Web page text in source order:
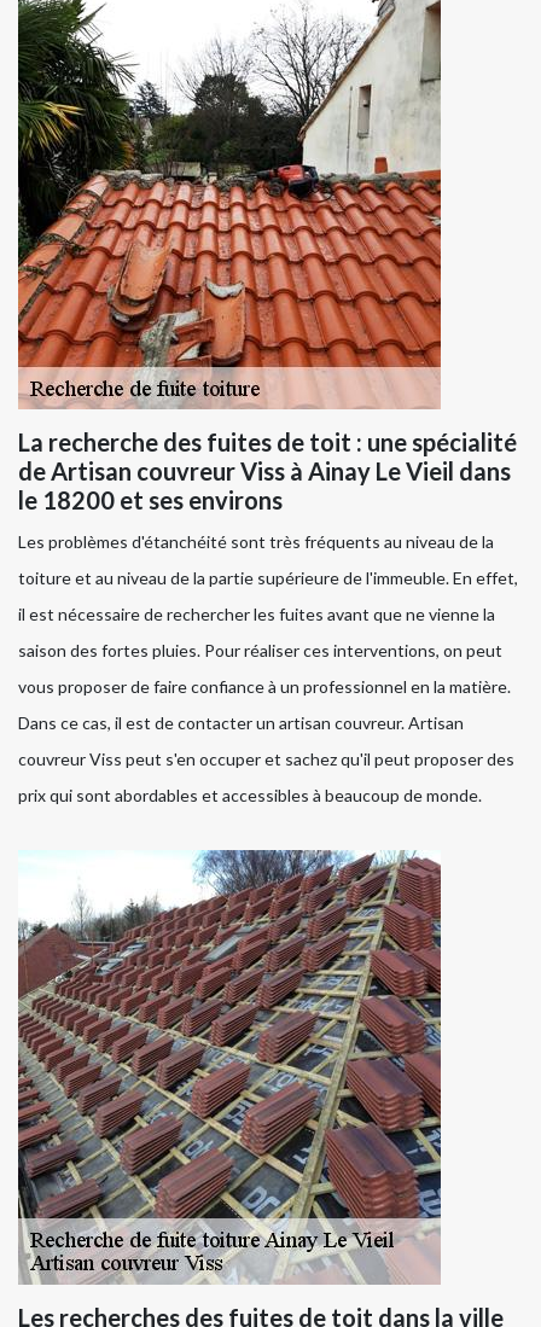
La recherche des fuites de toit : une spécialité
de Artisan couvreur Viss à Ainay Le Vieil dans
le 18200 et ses environs
Les problèmes d'étanchéité sont très fréquents au niveau de la
toiture et au niveau de la partie supérieure de l'immeuble. En effet,
il est nécessaire de rechercher les fuites avant que ne vienne la
saison des fortes pluies. Pour réaliser ces interventions, on peut
vous proposer de faire confiance à un professionnel en la matière.
Dans ce cas, il est de contacter un artisan couvreur. Artisan
couvreur Viss peut s'en occuper et sachez qu'il peut proposer des
prix qui sont abordables et accessibles à beaucoup de monde.
Les recherches des fuites de toit dans la ville